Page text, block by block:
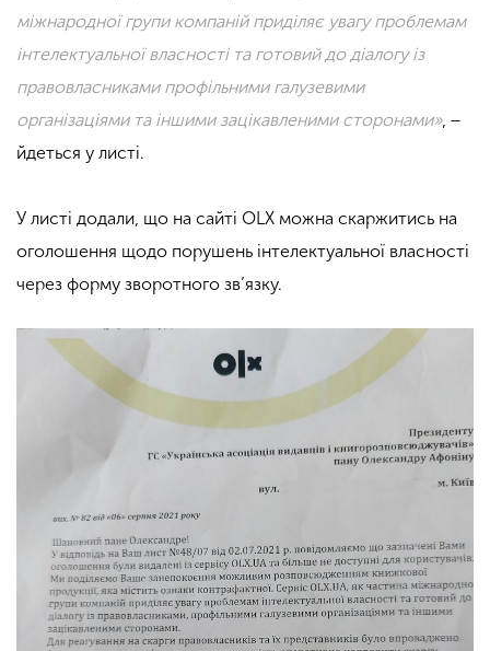
міжнародної групи компаній приділяє увагу проблемам
інтелектуальної власності та готовий до діалогу із
правовласниками профільними галузевими
організаціями та іншими зацікавленими сторонами», −
йдеться у листі.
У листі додали, що на сайті ОLХ можна скаржитись на
оголошення щодо порушень інтелектуальної власності
через форму зворотного зв’язку.